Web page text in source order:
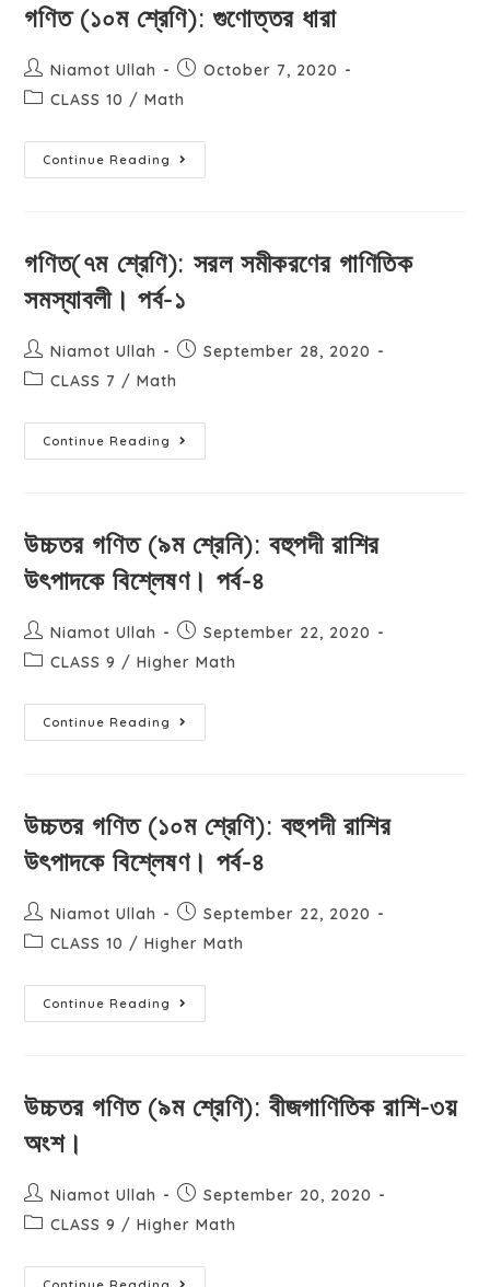
গণিত (১০ম শ্রেণি): গুণোত্তর ধারা
Niamot Ullah
October 7, 2020
CLASS 10 / Math
Continue Reading
গণিত(৭ম শ্রেণি): সরল সমীকরণের গাণিতিক
সমস্যাবলী। পর্ব-১
Niamot Ullah
September 28, 2020
CLASS 7 / Math
Continue Reading
উচ্চতর গণিত (৯ম শ্রেনি): বহুপদী রাশির
উৎপাদকে বিশ্লেষণ। পর্ব-৪
Niamot Ullah
September 22, 2020
CLASS 9 / Higher Math
Continue Reading
উচ্চতর গণিত (১০ম শ্রেণি): বহুপদী রাশির
উৎপাদকে বিশ্লেষণ। পর্ব-৪
Niamot Ullah
September 22, 2020
CLASS 10 / Higher Math
Continue Reading
উচ্চতর গণিত (৯ম শ্রেণি): বীজগাণিতিক রাশি-৩য়
অংশ।
Niamot Ullah
September 20, 2020
CLASS 9 / Higher Math